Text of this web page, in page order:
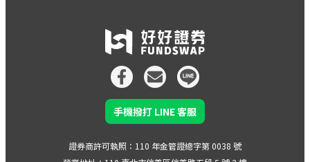
手機撥打 LINE 客服
證券商許可執照：110 年金管證總字第 0038 號